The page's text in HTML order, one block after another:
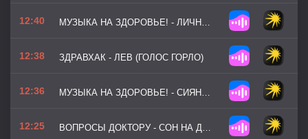
12:40 МУЗЫКА НА ЗДОРОВЬЕ! - ЛИЧНЫЙ РЕКОРД
12:38 ЗДРАВХАК - ЛЕВ (ГОЛОС ГОРЛО)
12:36 МУЗЫКА НА ЗДОРОВЬЕ! - СИЯНИЕ ФОРМЫ (ВЕРСИЯ 2)
12:25 ВОПРОСЫ ДОКТОРУ - СОН НА ДАЧЕ